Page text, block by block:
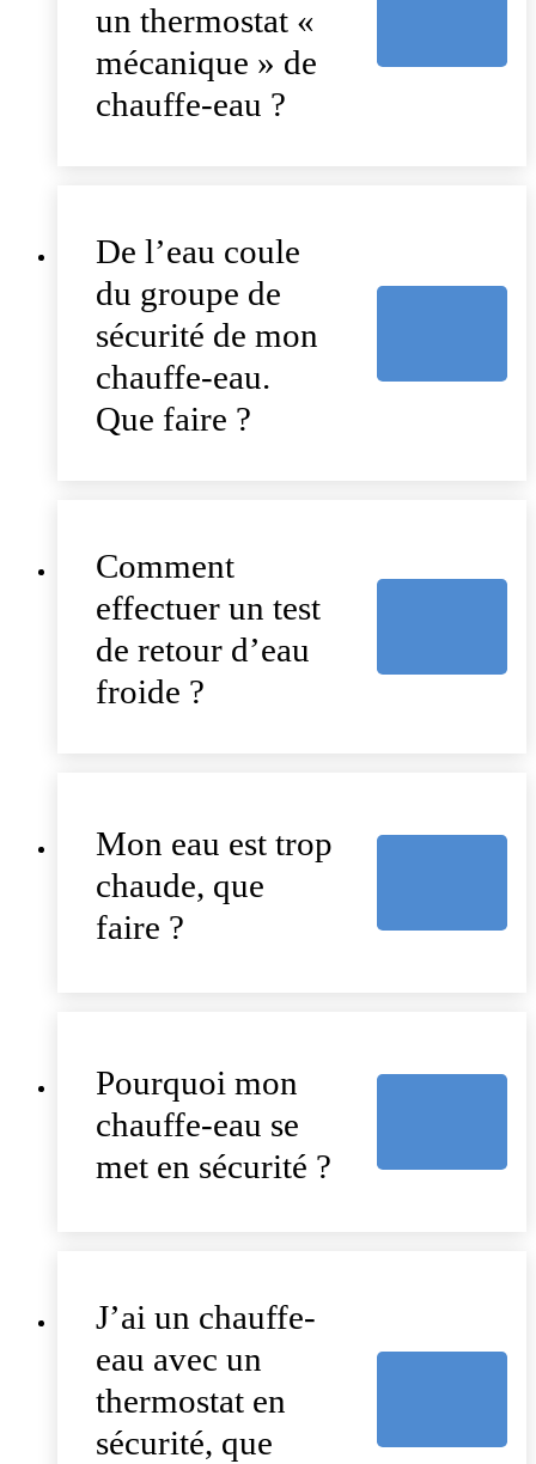
un thermostat «
mécanique » de
chauffe-eau ?
De l’eau coule
du groupe de
sécurité de mon
chauffe-eau.
Que faire ?
Comment
effectuer un test
de retour d’eau
froide ?
Mon eau est trop
chaude, que
faire ?
Pourquoi mon
chauffe-eau se
met en sécurité ?
J’ai un chauffe-
eau avec un
thermostat en
sécurité, que